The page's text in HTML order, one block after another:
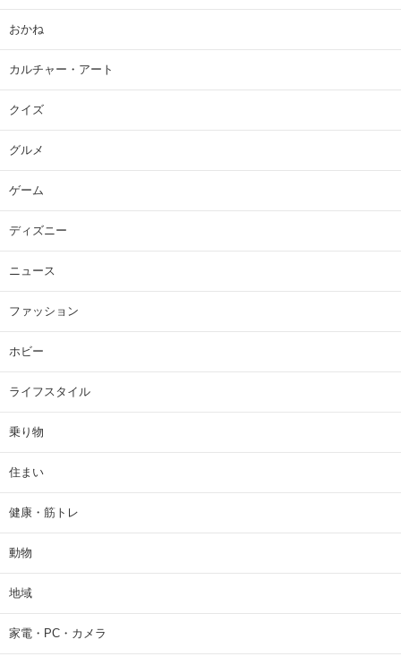
おかね
カルチャー・アート
クイズ
グルメ
ゲーム
ディズニー
ニュース
ファッション
ホビー
ライフスタイル
乗り物
住まい
健康・筋トレ
動物
地域
家電・PC・カメラ